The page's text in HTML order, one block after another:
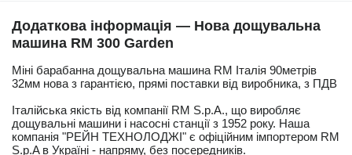
Додаткова інформація — Нова дощувальна
машина RM 300 Garden
Міні барабанна дощувальна машина RM Італія 90метрів
32мм нова з гарантією, прямі поставки від виробника, з ПДВ
Італійська якість від компанії RM S.p.А., що виробляє
дощувальні машини і насосні станції з 1952 року. Наша
компанія "РЕЙН ТЕХНОЛОДЖІ" є офіційним імпортером RM
S.p.A в Україні - напряму, без посередників.